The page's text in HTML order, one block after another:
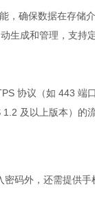
，确保数据在存储
生成和管理，支持
协议（如 443 端
及以上版本）的
码外，还需提供